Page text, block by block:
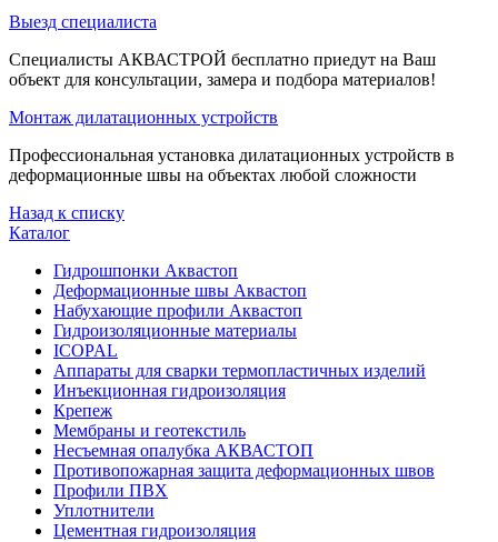
Выезд специалиста
Специалисты АКВАСТРОЙ бесплатно приедут на Ваш
объект для консультации, замера и подбора материалов!
Монтаж дилатационных устройств
Профессиональная установка дилатационных устройств в
деформационные швы на объектах любой сложности
Назад к списку
Каталог
Гидрошпонки Аквастоп
Деформационные швы Аквастоп
Набухающие профили Аквастоп
Гидроизоляционные материалы
ICOPAL
Аппараты для сварки термопластичных изделий
Инъекционная гидроизоляция
Крепеж
Мембраны и геотекстиль
Несъемная опалубка АКВАСТОП
Противопожарная защита деформационных швов
Профили ПВХ
Уплотнители
Цементная гидроизоляция